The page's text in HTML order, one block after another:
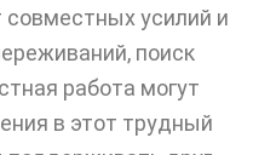
усилий и
поиск
работа могут
в этот трудный